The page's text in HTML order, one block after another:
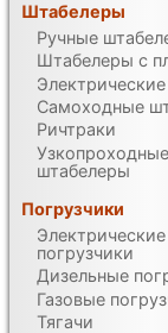
Штабелеры
Ручные
Штабелеры с
Самоходные
Ричтраки
Узкопроходные
штабелеры
Погрузчики
Электрические
погрузчики
Дизельные
Газовые
Тягачи